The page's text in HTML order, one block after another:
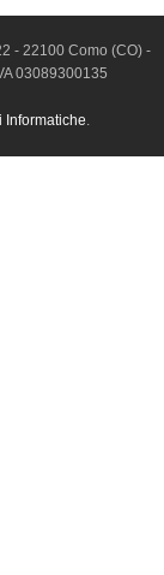
- 22100 Como (CO) -
03089300135
Informatiche